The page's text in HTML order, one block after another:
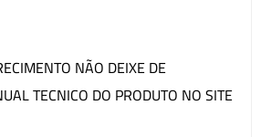
NÃO DEIXE DE
TECNICO DO PRODUTO NO SITE